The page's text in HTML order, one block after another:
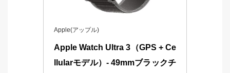
Apple(アップル)
Apple Watch Ultra 3（GPS + Ce
llularモデル）- 49mmブラックチ